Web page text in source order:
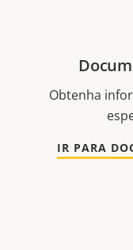
Obtenha
IR PARA